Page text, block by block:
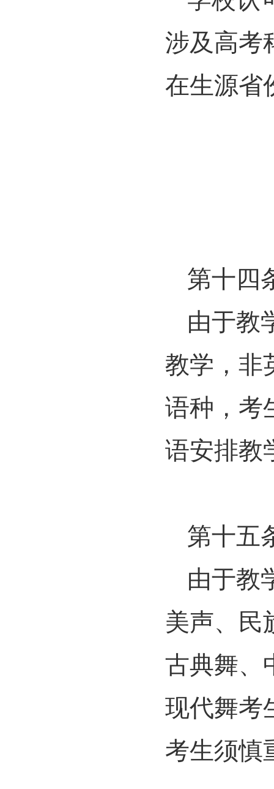
涉及高考
在生源省
第十四
由于教
教学，非
语种，考
语安排教
第十五
由于教
美声、民
古典舞、
现代舞考
考生须慎